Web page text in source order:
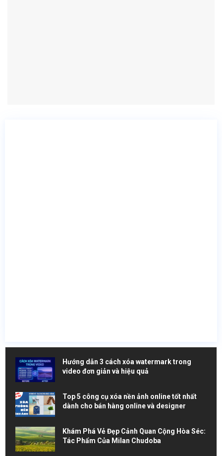
Hướng dẫn 3 cách xóa watermark trong
video đơn giản và hiệu quả
Top 5 công cụ xóa nền ảnh online tốt nhất
dành cho bán hàng online và designer
Khám Phá Vẻ Đẹp Cảnh Quan Cộng Hòa Séc:
Tác Phẩm Của Milan Chudoba